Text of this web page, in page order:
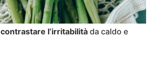
contrastare l’irritabilità da caldo e